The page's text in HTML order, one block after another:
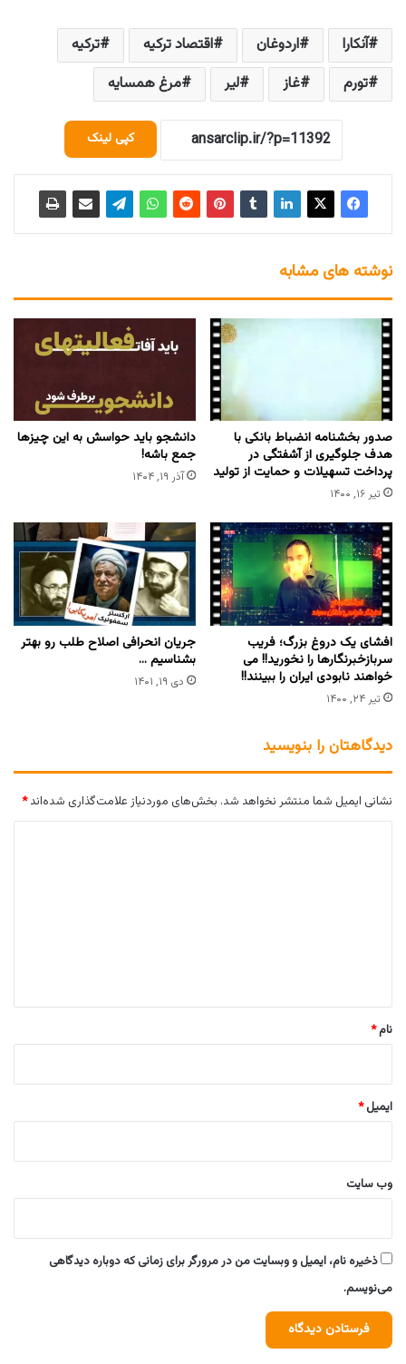
آنکارا اردوغان اقتصاد ترکیه
ترکیه
تورم
غاز لیر مرغ همسایه
کپی لینک
نوشته های مشابه
صدور بخشنامه انضباط بانکی با
هدف جلوگیری از آشفتگی در
پرداخت تسهیلات و حمایت از تولید
تیر ۱۶, ۱۴۰۰
دانشجو باید حواسش به این چیزها
جمع باشه!
آذر ۱۹, ۱۴۰۴
افشای یک دروغ بزرگ؛ فریب
سربازخبرنگارها را نخورید!! می
خواهند نابودی ایران را ببینند!!
تیر ۲۴, ۱۴۰۰
جریان انحرافی اصلاح طلب رو بهتر
بشناسیم …
دی ۱۹, ۱۴۰۱
دیدگاهتان را بنویسید
نشانی ایمیل شما منتشر نخواهد شد. بخش‌های موردنیاز علامت‌گذاری شده‌اند*
نام*
ایمیل*
وب‌ سایت
ذخیره نام، ایمیل و وبسایت من در مرورگر برای زمانی که دوباره دیدگاهی
می‌نویسم.